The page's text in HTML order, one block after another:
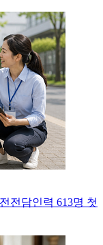
전담인력 613명 첫